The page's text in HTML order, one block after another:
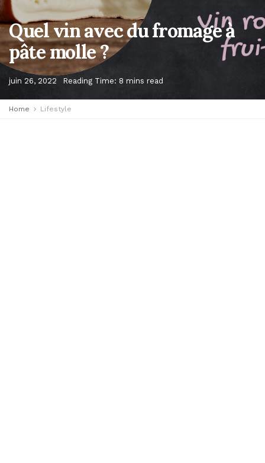
Quel vin avec du fromage à
pâte molle ?
juin 26, 2022 Reading Time: 8 mins read
Home Lifestyle